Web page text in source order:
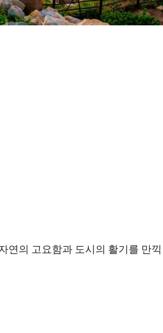
연의 고요함과 도시의 활기를 만끽